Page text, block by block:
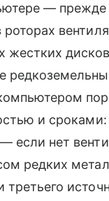
— прежде
жестких
и сроками:
если нет
редких